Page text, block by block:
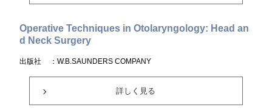
Operative Techniques in Otolaryngology: Head an
d Neck Surgery
出版社 ：W.B.SAUNDERS COMPANY
詳しく見る